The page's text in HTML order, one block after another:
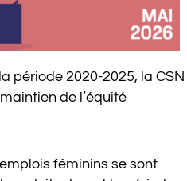
période 2020-2025, la CSN
de l’équité
féminins se sont